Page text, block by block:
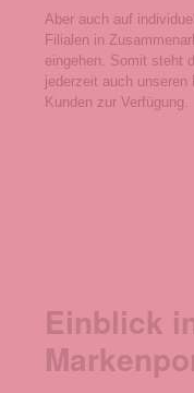
Aber auch auf
Filialen in
eingehen. Somit steht
jederzeit auch
Kunden zur Verfügung.
Einblick